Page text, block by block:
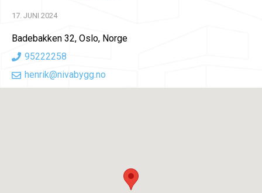
17. JUNI 2024
Badebakken 32, Oslo, Norge
95222258
henrik@nivabygg.no